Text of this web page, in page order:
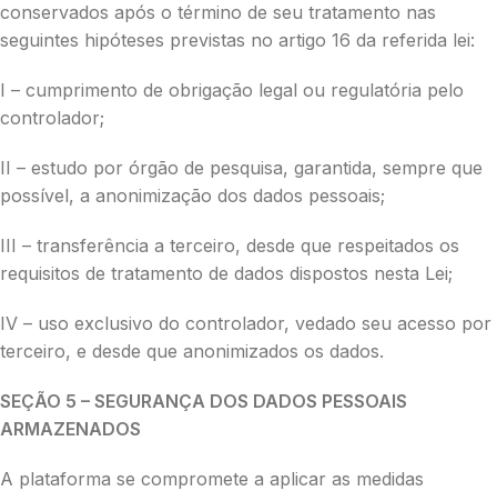
conservados após o término de seu tratamento nas
seguintes hipóteses previstas no artigo 16 da referida lei:
I – cumprimento de obrigação legal ou regulatória pelo
controlador;
II – estudo por órgão de pesquisa, garantida, sempre que
possível, a anonimização dos dados pessoais;
III – transferência a terceiro, desde que respeitados os
requisitos de tratamento de dados dispostos nesta Lei;
IV – uso exclusivo do controlador, vedado seu acesso por
terceiro, e desde que anonimizados os dados.
SEÇÃO 5 – SEGURANÇA DOS DADOS PESSOAIS
ARMAZENADOS
A plataforma se compromete a aplicar as medidas